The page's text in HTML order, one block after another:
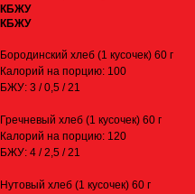
КБЖУ
КБЖУ
Бородинский хлеб (1 кусочек) 60 г
Калорий на порцию: 100
БЖУ: 3 / 0,5 / 21
Гречневый хлеб (1 кусочек) 60 г
Калорий на порцию: 120
БЖУ: 4 / 2,5 / 21
Нутовый хлеб (1 кусочек) 60 г
Бесплатная доставка